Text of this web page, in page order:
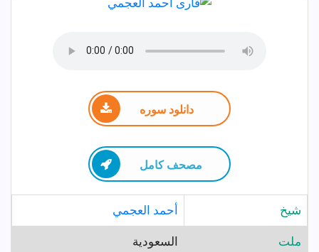
دانلود سوره
مصحف كامل
شيخ أحمد العجمي
ملت السعودية